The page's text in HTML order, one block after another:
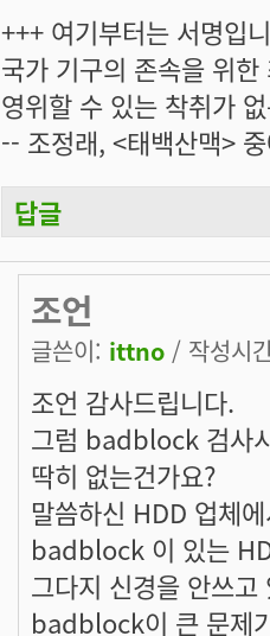
+++ 여기부터는 서명입
국가 기구의 존속을 위
영위할 수 있는 착취가
-- 조정래, <태백산맥>
답글
조언
글쓴이: ittno / 작성시
조언 감사드립니다.
그럼 badblock 검사
딱히 없는건가요?
말씀하신 HDD 업체
badblock 이 있는
그다지 신경을 안쓰
badblock이 큰 문제